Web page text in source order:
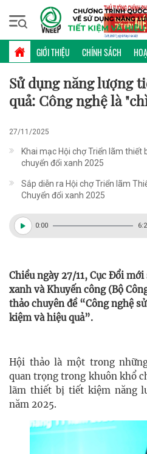
GIỚI THIỆU CHÍNH SÁCH
Thứ sáu, 07/08/2026 | 06:36 GMT+7
KHOA HỌC
Sử dụng năng lượng
quả: Công nghệ là
27/11/2025
Khai mạc Hội chợ Triển lãm
chuyển đổi xanh 2025
Sắp diễn ra Hội chợ Triển lãm
Chuyển đổi xanh 2025
0:00
Chiều ngày 27/11, Cục Đổi
xanh và Khuyến công (Bộ
thảo chuyên đề “Công nghệ
kiệm và hiệu quả”.
Hội thảo là một trong
quan trọng trong khuôn khổ
lãm thiết bị tiết kiệm năng
năm 2025.